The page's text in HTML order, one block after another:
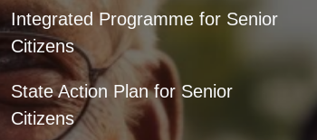
Integrated Programme for Senior
Citizens
State Action Plan for Senior
Citizens